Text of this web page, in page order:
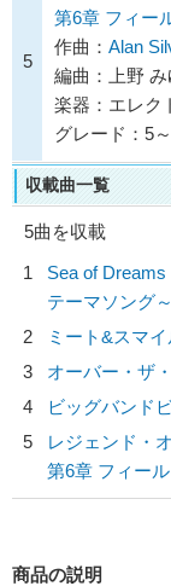
5
第6章 フィー
作曲： Alan
編曲：上野 み
楽器：エレク
グレード：5
収載曲一覧
5曲を収載
1
Sea of
テーマソング
2
ミート&スマ
3
オーバー・ザ
4
ビッグバンド
5
レジェンド・
第6章 フィー
商品の説明